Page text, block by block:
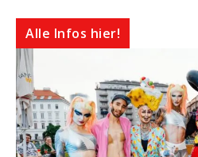
Alle Infos hier!